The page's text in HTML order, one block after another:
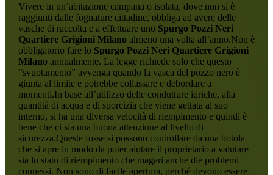
Vivere in un’abitazione campana o isolata, dove non si è
raggiunti dalle fognature cittadine, obbliga ad avere delle
vasche di raccolta e a effettuare uno Spurgo Pozzi Neri
Quartiere Grigioni Milanoalmeno una volta all’anno.Non è
obbligatorio fare lo Spurgo Pozzi Neri Quartiere Grigioni
Milanoannualmente. La legge richiede solo che questo
“svuotamento” avvenga quando la vasca del pozzo nero è
giunta al limite e potrebbe collassare e debordare a
momenti.In base all’utilizzo delle condutture idriche, alla
quantità di acqua e di sporcizia che viene gettata al suo
interno, si ha una diversa velocità di riempimento e quindi è
bene che ci sia una buona attenzione al livello di
sicurezza.Queste fosse si possono controllare da una botola
che si apre in modo da poter aiutare il proprietario a valutare
sia lo stato di riempimento che magari anche die problemi
connessi. Non sono di facile apertura, perché devono essere